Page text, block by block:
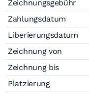
Zeichnungsgebühr
Zahlungsdatum
Liberierungsdatum
Zeichnung von
Zeichnung bis
Platzierung